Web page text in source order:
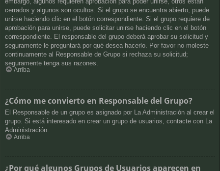
cerrados y algunos son ocultos. Si el grupo se encuentra abierto, puede
unirse haciendo clic en el botón correspondiente. Si el grupo requiere de
aprobación para unirse, puede solicitar unirse haciendo clic en el botón
correspondiente. El responsable del grupo deberá aprobar su solicitud y
seguramente le preguntará por qué desea hacerlo. Por favor no moleste
continuamente al Responsable de Grupo si rechaza su solicitud;
seguramente tenga sus razones.
Arriba
¿Cómo me convierto en Responsable del Grupo?
El Responsable de un grupo es asignado por La Administración al crear el
grupo. Si está interesado en crear un grupo de usuarios, contacte con La
Administración.
Arriba
¿Por qué algunos Grupos de Usuarios aparecen en